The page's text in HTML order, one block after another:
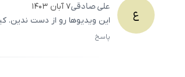
ع علیصادقی۷ آبان ۱۴۰۳
این ویدیوها رو از دست ندین.
پاسخ